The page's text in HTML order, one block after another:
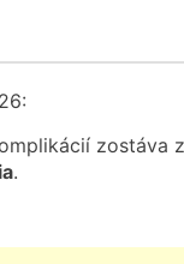
zostáva
.